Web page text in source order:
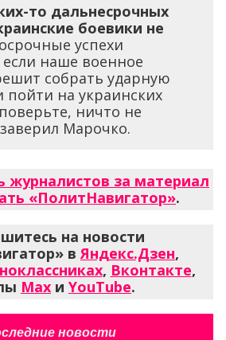
то дальнесрочных
боевики не
успехи
наше военное
собрать ударную
пойти на украинских
ничто не
Марочко.
журналистов за материал
«ПолитНавигатор».
на новости
вЯндекс.Дзен,
, Вконтакте,
Max и YouTube.
новости